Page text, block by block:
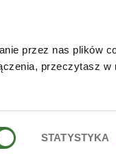
przez nas plików
przeczytasz w
STATYSTYKA
de baño